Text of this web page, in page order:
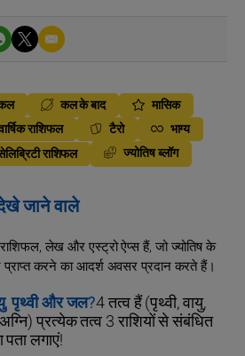
कल के बाद
मासिक
राशिफल टैरो
भाग्य
राशिफल ज्योतिष ब्लॉग
जाने वाले
लेख और एस्ट्रो ऐप्स हैं, जो ज्योतिष के
करने का आदर्श अवसर प्रदान करते हैं।
पृथ्वी और जल?4 तत्व हैं (पृथ्वी, वायु,
प्रत्येक तत्व 3 राशियों से संबंधित
लगाएं!